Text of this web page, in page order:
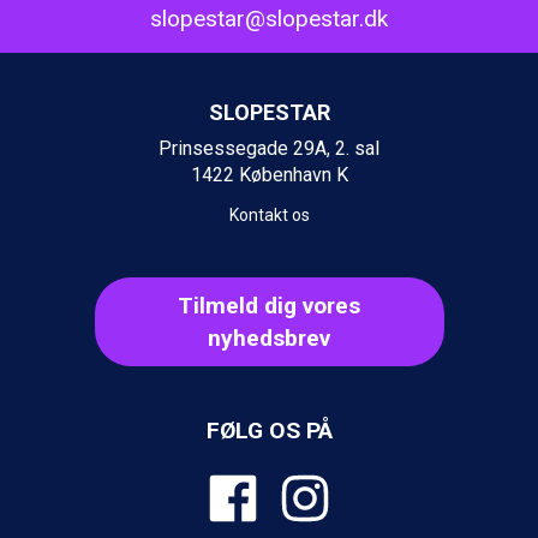
Wagrain fra DKK 4.645
Ischgl fra DKK 7.095
Zell am See fra DKK 4.095
Canazei fra DKK 4.745
Livigno fra DKK 4.145
Ponte di Legno fra DKK 4.745
Bad Gastein fra DKK 4.195
Sauze dOulx fra DKK 4.045
La Thuile fra DKK 4.595
Val Thorens fra DKK 5.395
Cervinia fra DKK 5.295
Saalbach fra DKK 5.945
Sölden fra DKK 8.445
Bad Hofgastein fra DKK 5.495
Champoluc fra DKK 3.795
Sestriere fra DKK 4.395
slopestar@slopestar.dk
SLOPESTAR
Prinsessegade 29A, 2. sal
1422 København K
Kontakt os
Tilmeld dig vores
nyhedsbrev
FØLG OS PÅ